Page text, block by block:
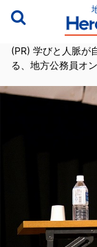
(PR) 学びと人脈が
る、地方公務員オ